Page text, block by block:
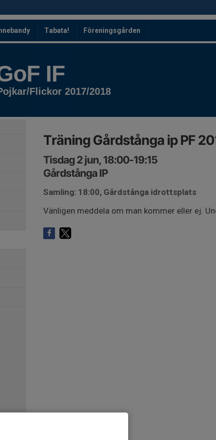
Tabata! Föreningsgården
IF
Flickor 2017/2018
Träning Gårdstånga ip PF
Tisdag 2 jun, 18:00-19:15
Gårdstånga IP
Samling: 18:00, Gårdstånga idrottsplats
Vänligen meddela om man kommer eller ej.